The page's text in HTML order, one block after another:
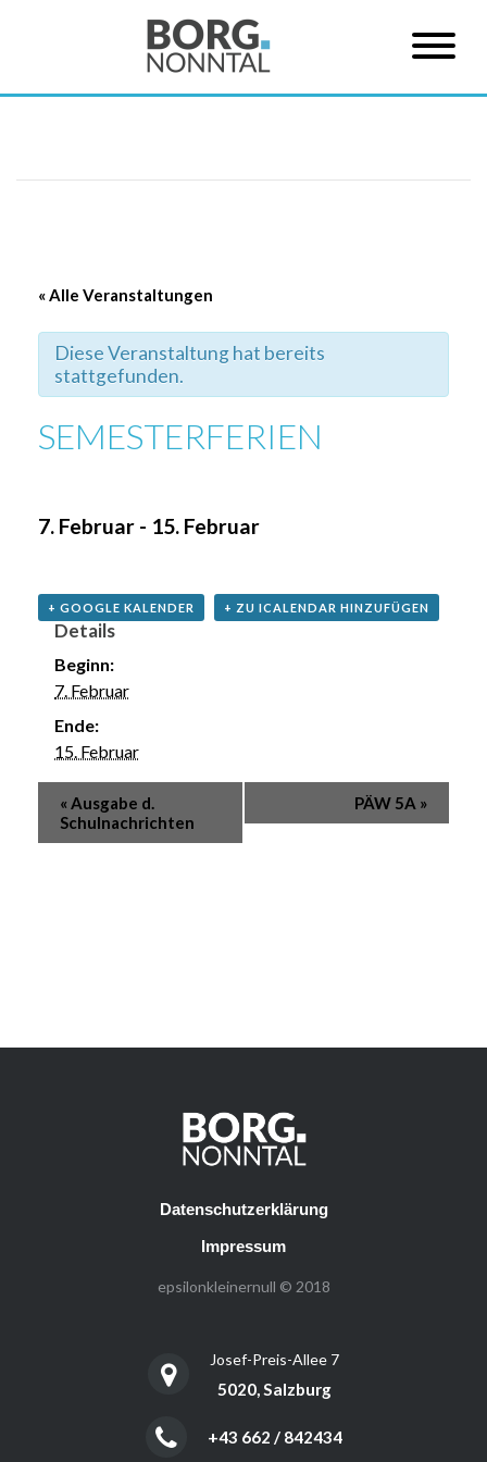
« Alle Veranstaltungen
Diese Veranstaltung hat bereits
stattgefunden.
SEMESTERFERIEN
7. Februar - 15. Februar
+ GOOGLE KALENDER + ZU ICALENDAR HINZUFÜGEN
Details
Beginn:
7. Februar
Ende:
15. Februar
« Ausgabe d.
Schulnachrichten
PÄW 5A »
Datenschutzerklärung
Impressum
epsilonkleinernull © 2018
Josef-Preis-Allee 7
5020, Salzburg
+43 662 / 842434